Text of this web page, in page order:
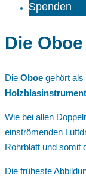
Spenden
Die Oboe
Die Oboe gehört als
Wie bei allen
einströmenden
Rohrblatt und somit
Die früheste